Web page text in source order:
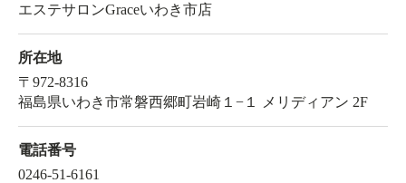
エステサロンGraceいわき市店
所在地
〒972-8316
福島県いわき市常磐西郷町岩崎１−１ メリディアン 2F
電話番号
0246-51-6161